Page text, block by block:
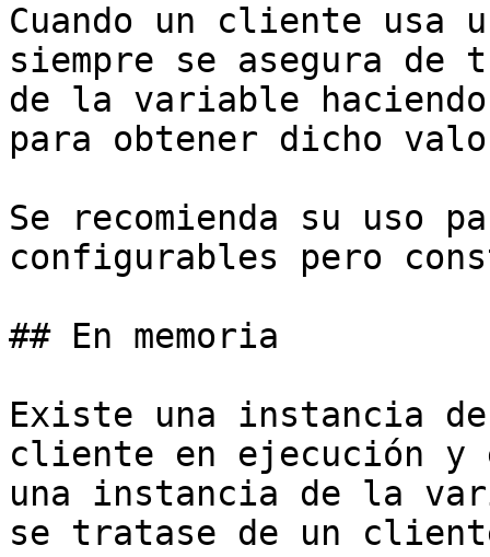
Cuando un cliente usa
siempre se asegura
de la variable
para obtener dicho
Se recomienda su uso
configurables pero
## En memoria
Existe una instancia
cliente en ejecución y
una instancia de la
se tratase de un